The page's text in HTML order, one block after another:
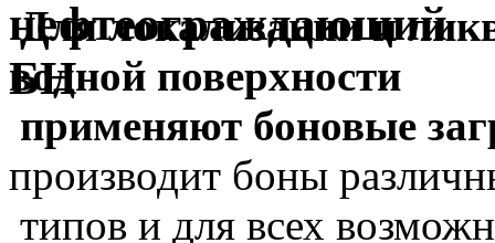
Для локализации и
водной поверхности
применяют боновые
производит боны
типов и для всех